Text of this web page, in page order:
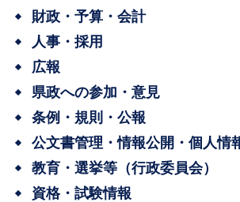
財政・予算・会計
人事・採用
広報
県政への参加・意見
条例・規則・公報
公文書管理・情報公開・個人情
教育・選挙等（行政委員会）
資格・試験情報